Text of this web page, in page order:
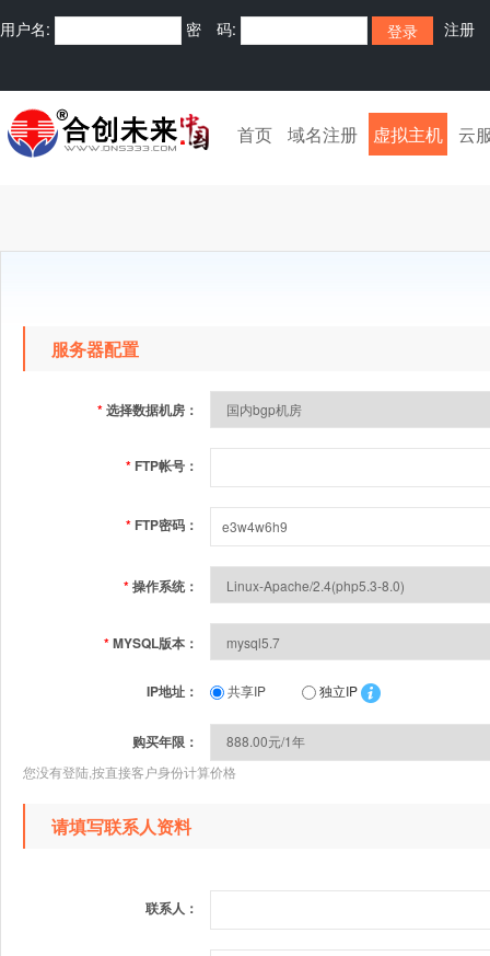
用户名: 密 码: 注册
首页 域名注册 虚拟主机 云
服务器配置
*选择数据机房：
* FTP帐号：
* FTP密码：
*操作系统：
*MYSQL版本：
IP地址： 共享IP 独立IP
购买年限：
您没有登陆,按直接客户身份计算价格
请填写联系人资料
联系人：